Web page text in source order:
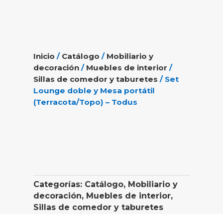
Inicio / Catálogo / Mobiliario y
decoración / Muebles de interior /
Sillas de comedor y taburetes / Set
Lounge doble y Mesa portátil
(Terracota/Topo) – Todus
Categorías: Catálogo, Mobiliario y
decoración, Muebles de interior,
Sillas de comedor y taburetes